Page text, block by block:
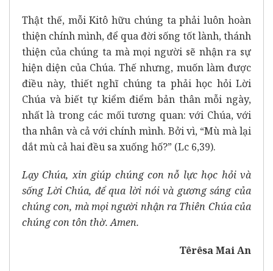
Thật thế, mỗi Kitô hữu chúng ta phải luôn hoàn
thiện chính mình, để qua đời sống tốt lành, thánh
thiện của chúng ta mà mọi người sẽ nhận ra sự
hiện diện của Chúa. Thế nhưng, muốn làm được
điều này, thiết nghĩ chúng ta phải học hỏi Lời
Chúa và biết tự kiểm điểm bản thân mỗi ngày,
nhất là trong các mối tương quan: với Chúa, với
tha nhân và cả với chính mình. Bởi vì, “Mù mà lại
dắt mù cả hai đều sa xuống hố?” (Lc 6,39).
Lạy Chúa, xin giúp chúng con nỗ lực học hỏi và
sống Lời Chúa, để qua lời nói và gương sáng của
chúng con, mà mọi người nhận ra Thiên Chúa của
chúng con tôn thờ. Amen.
Têrêsa Mai An